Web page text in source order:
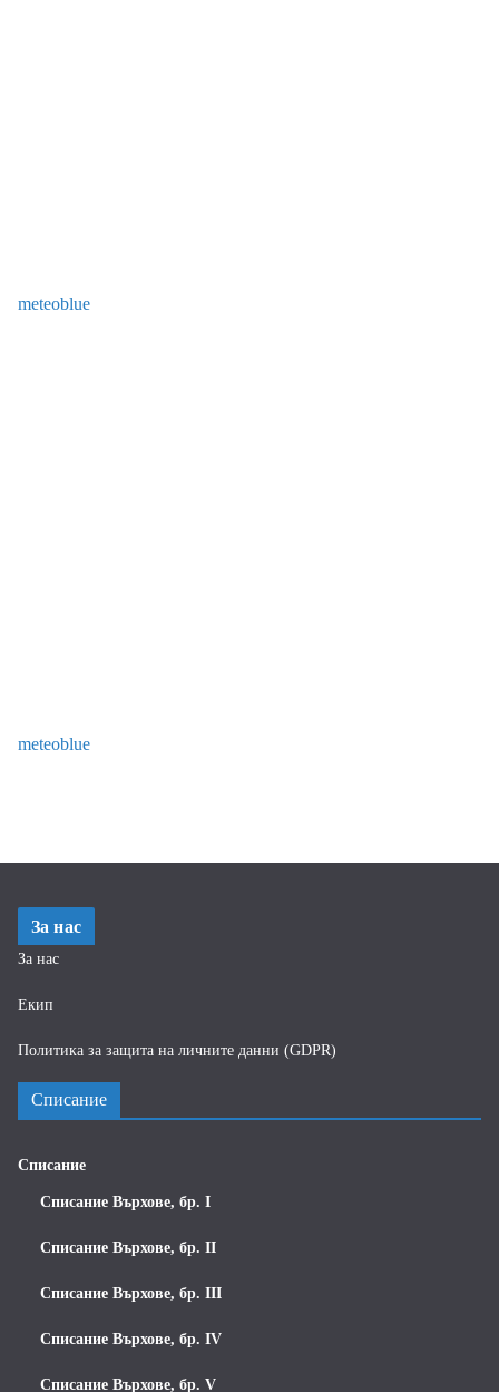
meteoblue
meteoblue
За нас
За нас
Екип
Политика за защита на личните данни (GDPR)
Списание
Списание
Списание Върхове, бр. I
Списание Върхове, бр. II
Списание Върхове, бр. III
Списание Върхове, бр. IV
Списание Върхове, бр. V